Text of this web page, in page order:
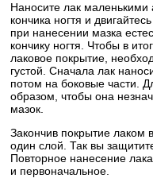
Наносите лак маленькими
кончика ногтя и
при нанесении мазка
кончику ногтя. Чтобы в
лаковое покрытие,
густой. Сначала лак
потом на боковые части.
образом, чтобы она
мазок.
Закончив покрытие лаком
один слой. Так вы
Повторное нанесение
и первоначальное.